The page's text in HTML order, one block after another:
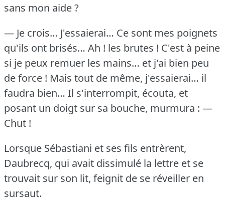
sans mon aide ?
— Je crois… J'essaierai… Ce sont mes poignets
qu'ils ont brisés… Ah ! les brutes ! C'est à peine
si je peux remuer les mains… et j'ai bien peu
de force ! Mais tout de même, j'essaierai… il
faudra bien… Il s'interrompit, écouta, et
posant un doigt sur sa bouche, murmura : —
Chut !
Lorsque Sébastiani et ses fils entrèrent,
Daubrecq, qui avait dissimulé la lettre et se
trouvait sur son lit, feignit de se réveiller en
sursaut.